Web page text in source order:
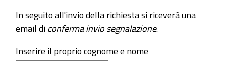
In seguito all'invio della richiesta si riceverà una
email diconferma invio segnalazione.
Inserire il proprio cognome e nome